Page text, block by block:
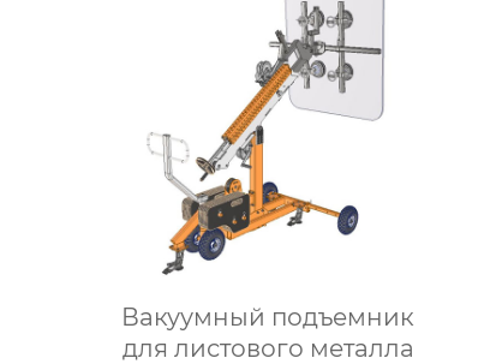
Вакуумный подъемник
для листового металла